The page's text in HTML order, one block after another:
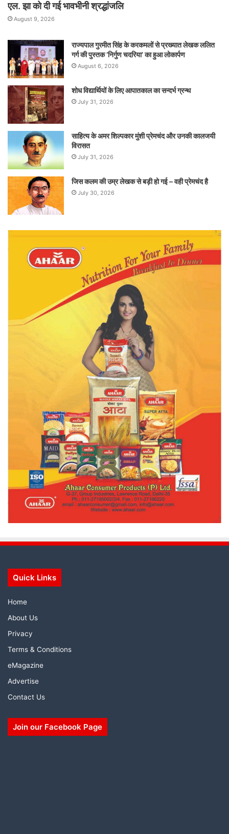
एल. झा को दी गई भावभीनी श्रद्धांजलि
August 9, 2026
राज्यपाल गुरमीत सिंह के करकमलों से प्रख्यात लेखक ललित
गर्ग की पुस्तक ‘निर्गुण चदरिया’ का हुआ लोकार्पण
August 6, 2026
शोध विद्यार्थियों के लिए आपातकाल का सन्दर्भ ग्रन्थ
July 31, 2026
साहित्य के अमर शिल्पकार मुंशी प्रेमचंद और उनकी कालजयी
विरासत
July 31, 2026
जिस कलम की उम्र लेखक से बड़ी हो गई – वही प्रेमचंद है
July 30, 2026
Quick Links
Home
About Us
Privacy
Terms & Conditions
eMagazine
Advertise
Contact Us
Join our Facebook Page